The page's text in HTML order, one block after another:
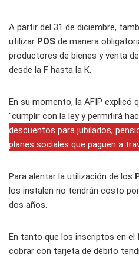
A partir del 31 de diciembre,
utilizar POS de manera
productores de bienes y venta
desde la F hasta la K.
En su momento, la AFIP explicó
"cumplir con la ley y permitirá
descuentos para jubilados,
planes sociales que paguen a
Para alentar la utilización de los
los instalen no tendrán costo
dos años.
En tanto que los inscriptos en el
cobrar con tarjeta de débito